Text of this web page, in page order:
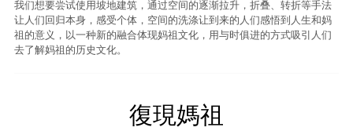
我们想要尝试使用坡地建筑，通过空间的逐渐拉升，折叠、转折等手法
让人们回归本身，感受个体，空间的洗涤让到来的人们感悟到人生和妈
祖的意义，以一种新的融合体现妈祖文化，用与时俱进的方式吸引人们
去了解妈祖的历史文化。
復現媽祖